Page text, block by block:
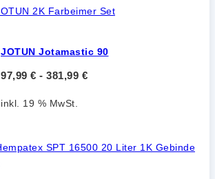
JOTUN Jotamastic 90
97,99 € - 381,99 €
inkl. 19 % MwSt.